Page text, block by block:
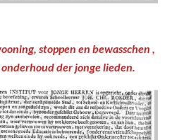
stoppen en bewasschen ,
der jonge lieden.